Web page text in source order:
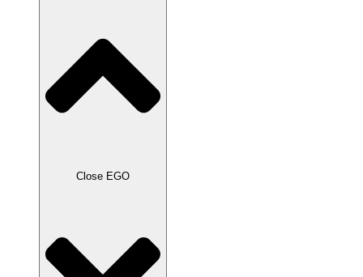
Close EGO